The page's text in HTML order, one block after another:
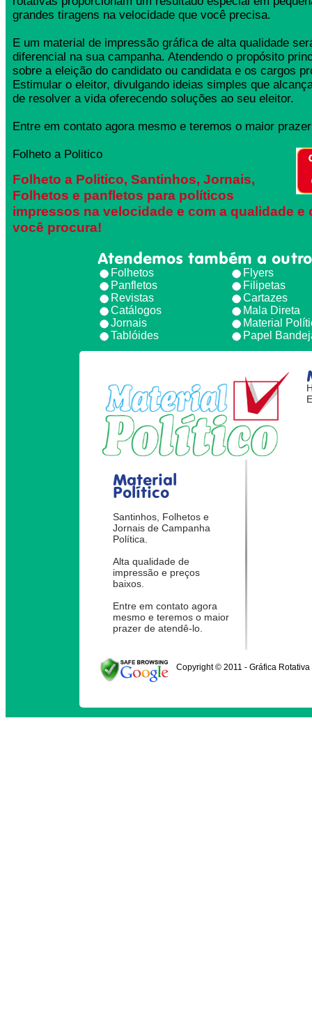
grandes tiragens na velocidade que você precisa.
E um material de impressão gráfica de alta qualidade
diferencial na sua campanha. Atendendo o propósito
sobre a eleição do candidato ou candidata e os cargos
Estimular o eleitor, divulgando ideias simples que
de resolver a vida oferecendo soluções ao seu eleitor.
Entre em contato agora mesmo e teremos o maior
Folheto a Politico
Folheto a Politico, Santinhos, Jornais,
Folhetos e panfletos para políticos
impressos na velocidade e com a qualidade e
você procura!
Atendemos também a
Folhetos
Panfletos
Revistas
Catálogos
Jornais
Tablóides
Flyers
Filipetas
Cartazes
Mala Direta
Material
Papel
Material
Político
Santinhos, Folhetos e
Jornais de Campanha
Política.
Alta qualidade de
impressão e preços
baixos.
Entre em contato agora
mesmo e teremos o maior
prazer de atendê-lo.
Copyright © 2011 - Gráfica